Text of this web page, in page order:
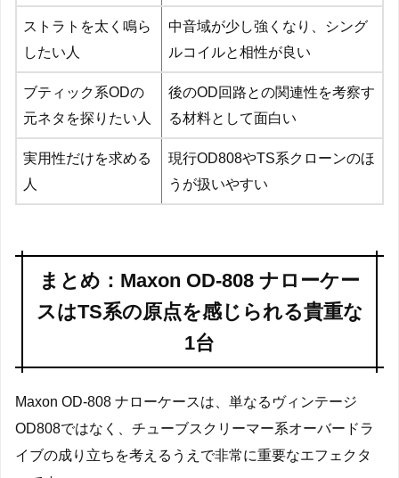
ストラトを太く鳴ら
したい人
中音域が少し強くなり、シング
ルコイルと相性が良い
ブティック系ODの
元ネタを探りたい人
後のOD回路との関連性を考察す
る材料として面白い
実用性だけを求める
人
現行OD808やTS系クローンのほ
うが扱いやすい
まとめ：Maxon OD-808 ナローケー
スはTS系の原点を感じられる貴重な
1台
Maxon OD-808 ナローケースは、単なるヴィンテージ
OD808ではなく、チューブスクリーマー系オーバードラ
イブの成り立ちを考えるうえで非常に重要なエフェクタ